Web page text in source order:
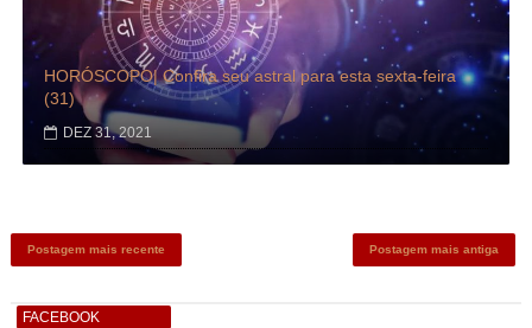
HORÓSCOPO| Confira seu astral para esta sexta-feira
(31)
DEZ 31, 2021
Postagem mais recente Postagem mais antiga
FACEBOOK